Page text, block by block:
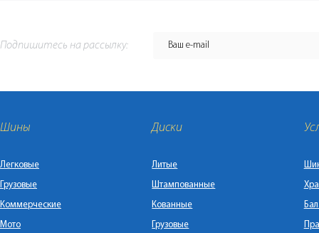
Подпишитесь на рассылку:
Шины
Легковые
Грузовые
Коммерческие
Мото
Диски
Литые
Штампованные
Кованные
Грузовые